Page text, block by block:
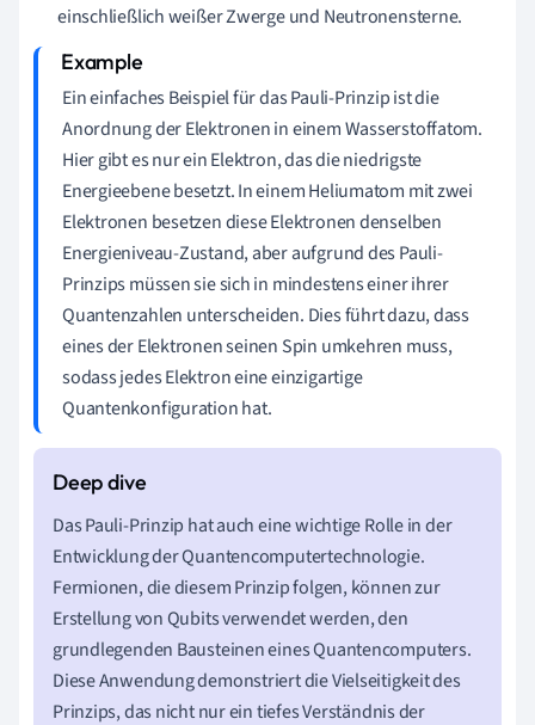
einschließlich weißer Zwerge und Neutronensterne.
Ein einfaches Beispiel für das Pauli-Prinzip ist die
Anordnung der Elektronen in einem Wasserstoffatom.
Hier gibt es nur ein Elektron, das die niedrigste
Energieebene besetzt. In einem Heliumatom mit zwei
Elektronen besetzen diese Elektronen denselben
Energieniveau-Zustand, aber aufgrund des Pauli-
Prinzips müssen sie sich in mindestens einer ihrer
Quantenzahlen unterscheiden. Dies führt dazu, dass
eines der Elektronen seinen Spin umkehren muss,
sodass jedes Elektron eine einzigartige
Quantenkonfiguration hat.
Das Pauli-Prinzip hat auch eine wichtige Rolle in der
Entwicklung der Quantencomputertechnologie.
Fermionen, die diesem Prinzip folgen, können zur
Erstellung von Qubits verwendet werden, den
grundlegenden Bausteinen eines Quantencomputers.
Diese Anwendung demonstriert die Vielseitigkeit des
Prinzips, das nicht nur ein tiefes Verständnis der